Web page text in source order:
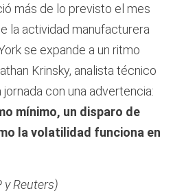
más de lo previsto el mes
la actividad manufacturera
se expande a un ritmo
Krinsky, analista técnico
con una advertencia:
mínimo, un disparo de
la volatilidad funciona en
y Reuters)